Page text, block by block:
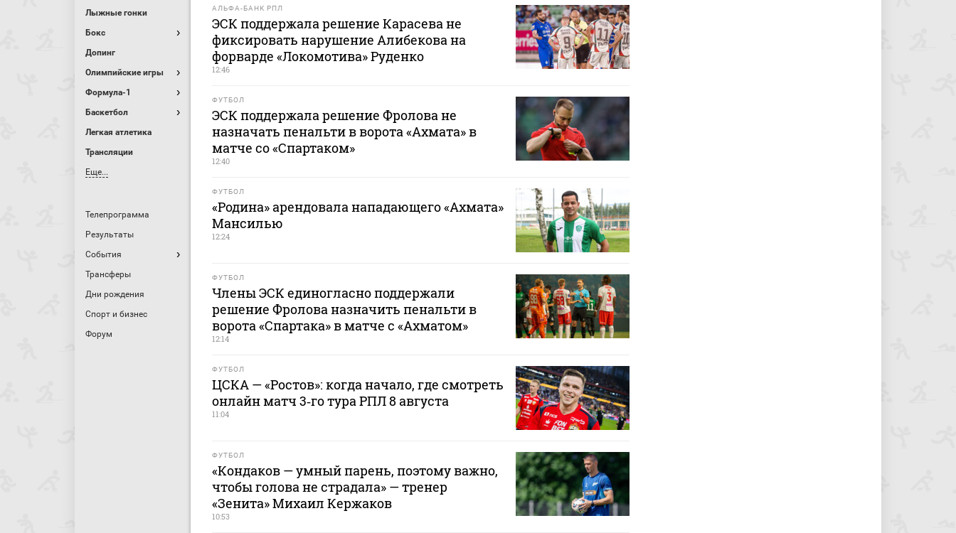
Лыжные гонки
Бокс
Допинг
Олимпийские игры
Формула-1
Баскетбол
Легкая атлетика
Трансляции
Еще...
Телепрограмма
Результаты
События
Трансферы
Дни рождения
Спорт и бизнес
Форум
АЛЬФА-БАНК РПЛ
ЭСК поддержала решение Карасева не
фиксировать нарушение Алибекова на
форварде «Локомотива» Руденко
12:46
ФУТБОЛ
ЭСК поддержала решение Фролова не
назначать пенальти в ворота «Ахмата» в
матче со «Спартаком»
12:40
ФУТБОЛ
«Родина» арендовала нападающего «Ахмата»
Мансилью
12:24
ФУТБОЛ
Члены ЭСК единогласно поддержали
решение Фролова назначить пенальти в
ворота «Спартака» в матче с «Ахматом»
12:14
ФУТБОЛ
ЦСКА — «Ростов»: когда начало, где смотреть
онлайн матч 3‑го тура РПЛ 8 августа
11:04
ФУТБОЛ
«Кондаков — умный парень, поэтому важно,
чтобы голова не страдала» — тренер
«Зенита» Михаил Кержаков
10:53